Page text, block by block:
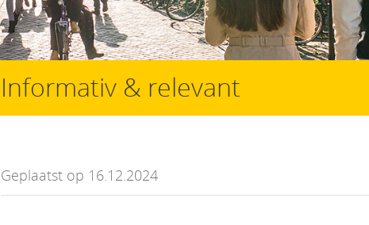
Informativ & relevant
Geplaatst op 16.12.2024